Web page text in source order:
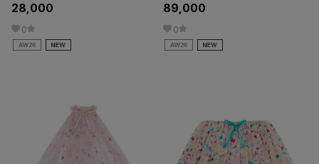
28,000
0
89,000
0